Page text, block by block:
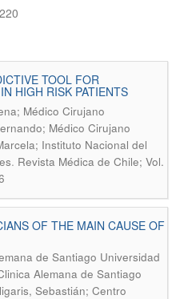
TOOL FOR
HIGH RISK PATIENTS
Médico Cirujano
Médico Cirujano
Instituto Nacional del
. Revista Médica de Chile; Vol.
OF THE MAIN CAUSE OF
de Santiago Universidad
Alemana de Santiago
Sebastián; Centro